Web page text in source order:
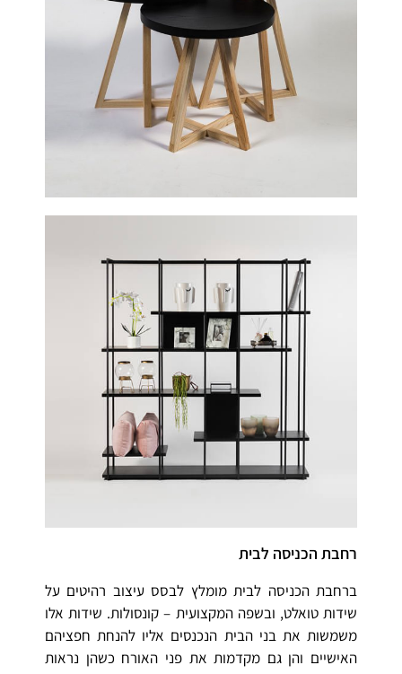
רחבת הכניסה לבית
ברחבת הכניסה לבית מומלץ לבסס עיצוב רהיטים על
שידות טואלט, ובשפה המקצועית – קונסולות. שידות אלו
משמשות את בני הבית הנכנסים אליו להנחת חפציהם
האישיים והן גם מקדמות את פני האורח כשהן נראות